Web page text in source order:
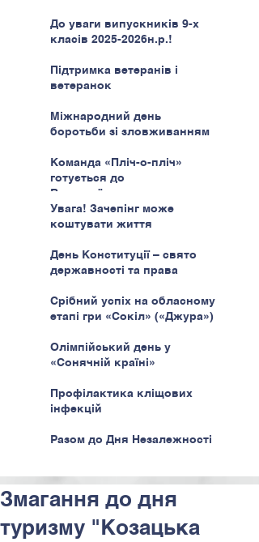
До уваги випускників 9-х
класів 2025-2026н.р.!
Підтримка ветеранів і
ветеранок
Міжнародний день
боротьби зі зловживанням
Команда «Пліч-о-пліч»
готується до
Всеукраїнського етапу
Увага! Зачепінг може
коштувати життя
День Конституції – свято
державності та права
Срібний успіх на обласному
етапі гри «Сокіл» («Джура»)
Олімпійський день у
«Сонячній країні»
Профілактика кліщових
інфекцій
Разом до Дня Незалежності
Змагання до дня
туризму "Козацька